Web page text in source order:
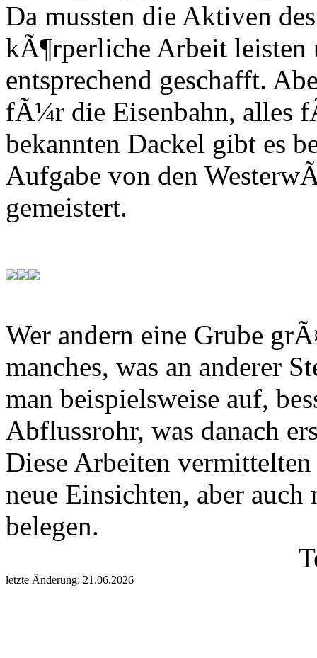
Da mussten die Aktiven
kÃ¶rperliche Arbeit leisten
entsprechend geschafft.
fÃ¼r die Eisenbahn, alles
bekannten Dackel gibt es
Aufgabe von den
gemeistert.
Wer andern eine Grube
manches, was an anderer
man beispielsweise auf,
Abflussrohr, was danach
Diese Arbeiten
neue Einsichten, aber
belegen.
letzte Änderung: 21.06.2026